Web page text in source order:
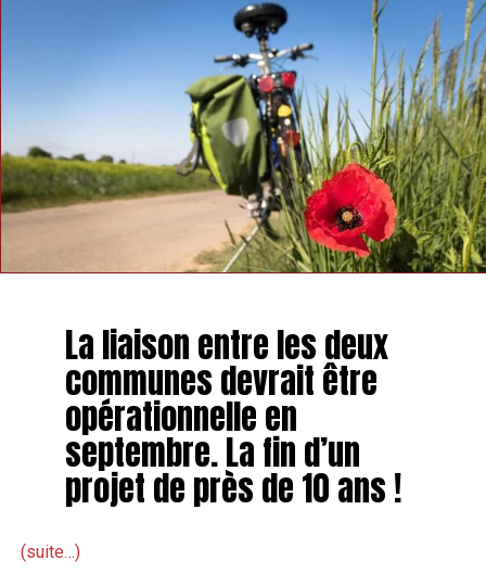
La liaison entre les deux
communes devrait être
opérationnelle en
septembre. La fin d’un
projet de près de 10 ans !
(suite…)